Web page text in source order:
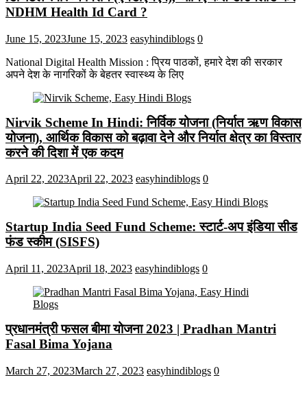
NDHM Health Id Card ?
June 15, 2023June 15, 2023 easyhindiblogs 0
National Digital Health Mission : प्रिय पाठकों, हमारे देश की सरकार
अपने देश के नागरिकों के बेहतर स्वास्थ्य के लिए
Nirvik Scheme In Hindi: निर्विक योजना (निर्यात ऋण विकास
योजना), आर्थिक विकास को बढ़ावा देने और निर्यात क्षेत्र का विस्तार
करने की दिशा में एक कदम
April 22, 2023April 22, 2023 easyhindiblogs 0
Startup India Seed Fund Scheme: स्टार्ट-अप इंडिया सीड
फंड स्कीम (SISFS)
April 11, 2023April 18, 2023 easyhindiblogs 0
प्रधानमंत्री फसल बीमा योजना 2023 | Pradhan Mantri
Fasal Bima Yojana
March 27, 2023March 27, 2023 easyhindiblogs 0